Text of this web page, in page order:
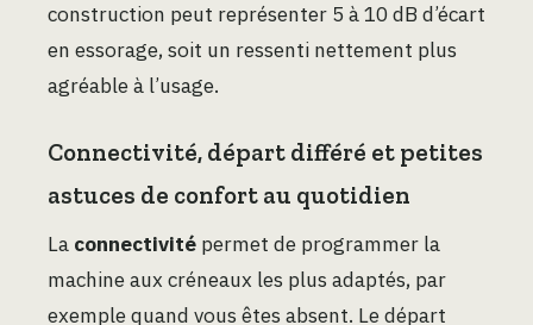
construction peut représenter 5 à 10 dB d’écart
en essorage, soit un ressenti nettement plus
agréable à l’usage.
Connectivité, départ différé et petites
astuces de confort au quotidien
La connectivité permet de programmer la
machine aux créneaux les plus adaptés, par
exemple quand vous êtes absent. Le départ